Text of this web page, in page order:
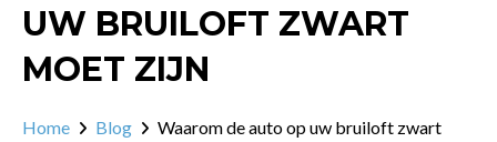
UW BRUILOFT ZWART
MOET ZIJN
Home Blog
Waarom de auto op uw bruiloft zwart